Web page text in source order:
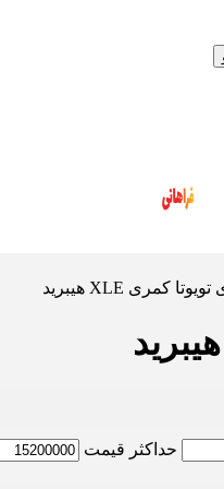
تویوتا کمری XLE هیبرید
حداكثر قيمت